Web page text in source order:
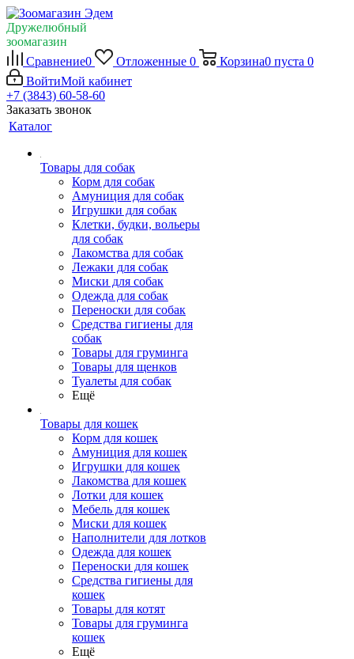
Дружелюбный
зоомагазин
Сравнение0 Отложенные 0 Корзина0 пуста 0
ВойтиМой кабинет
+7 (3843) 60-58-60
Заказать звонок
Каталог
Товары для собак
Корм для собак
Амуниция для собак
Игрушки для собак
Клетки, будки, вольеры
для собак
Лакомства для собак
Лежаки для собак
Миски для собак
Одежда для собак
Переноски для собак
Средства гигиены для
собак
Товары для груминга
Товары для щенков
Туалеты для собак
Ещё
Товары для кошек
Корм для кошек
Амуниция для кошек
Игрушки для кошек
Лакомства для кошек
Лотки для кошек
Мебель для кошек
Миски для кошек
Наполнители для лотков
Одежда для кошек
Переноски для кошек
Средства гигиены для
кошек
Товары для котят
Товары для груминга
кошек
Ещё